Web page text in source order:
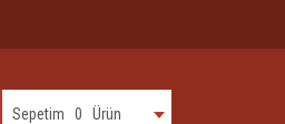
Sepetim 0 Ürün